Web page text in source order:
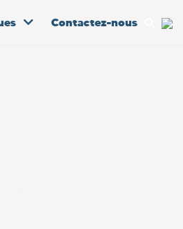
Contactez-nous